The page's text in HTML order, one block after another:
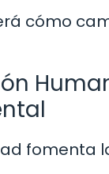
cómo
fomenta